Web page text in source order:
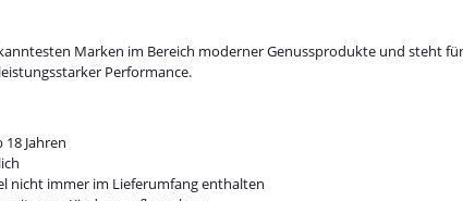
Marken im Bereich moderner Genussprodukte und steht
Performance.
Jahren
nicht immer im Lieferumfang enthalten